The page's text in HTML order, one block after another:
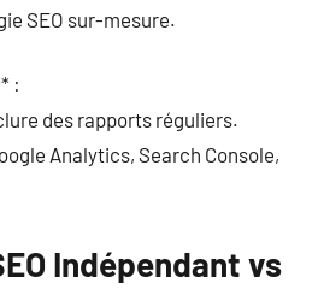
SEO sur-mesure.
:
des rapports réguliers.
Analytics, Search Console,
Indépendant vs